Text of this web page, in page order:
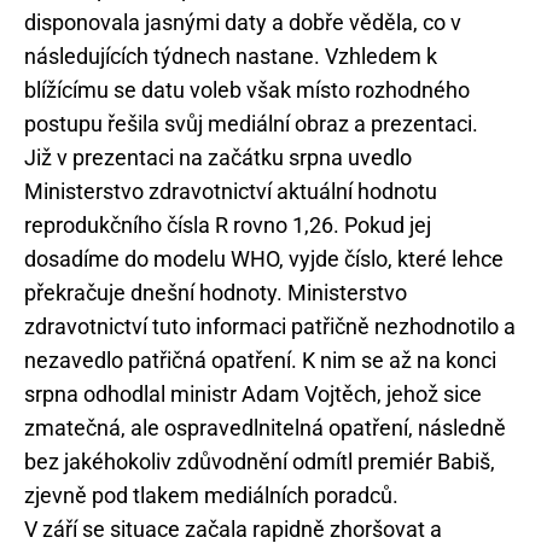
disponovala jasnými daty a dobře věděla, co v
následujících týdnech nastane. Vzhledem k
blížícímu se datu voleb však místo rozhodného
postupu řešila svůj mediální obraz a prezentaci.
Již v prezentaci na začátku srpna uvedlo
Ministerstvo zdravotnictví aktuální hodnotu
reprodukčního čísla R rovno 1,26. Pokud jej
dosadíme do modelu WHO, vyjde číslo, které lehce
překračuje dnešní hodnoty. Ministerstvo
zdravotnictví tuto informaci patřičně nezhodnotilo a
nezavedlo patřičná opatření. K nim se až na konci
srpna odhodlal ministr Adam Vojtěch, jehož sice
zmatečná, ale ospravedlnitelná opatření, následně
bez jakéhokoliv zdůvodnění odmítl premiér Babiš,
zjevně pod tlakem mediálních poradců.
V září se situace začala rapidně zhoršovat a